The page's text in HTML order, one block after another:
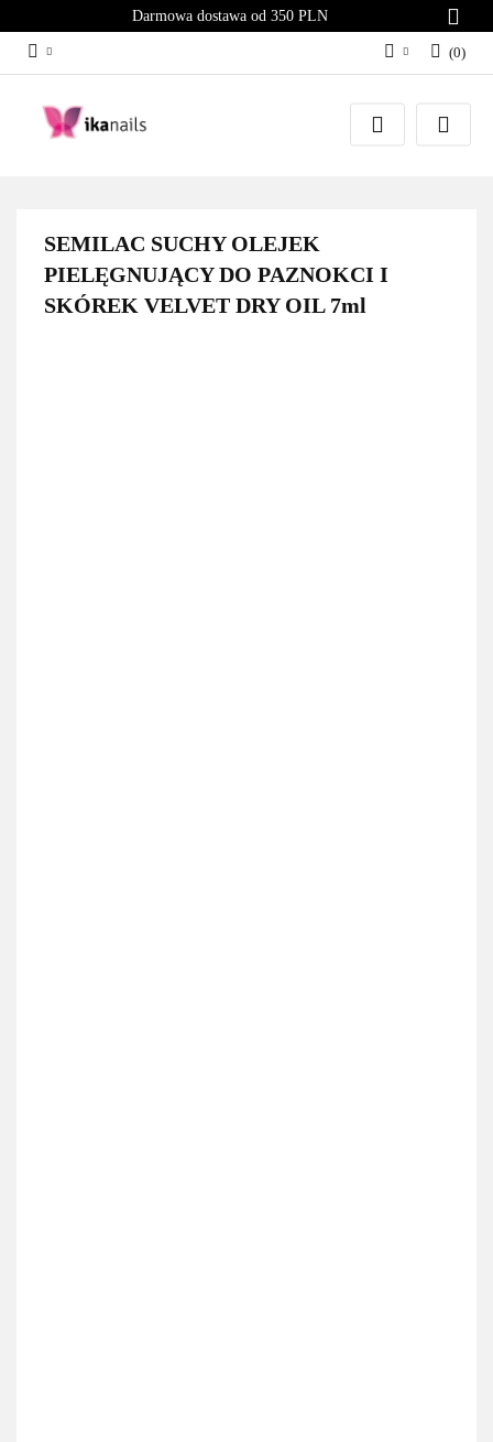
Darmowa dostawa od 350 PLN
Zaloguj się
Załóż konto
(0)
SEMILAC SUCHY OLEJEK
PIELĘGNUJĄCY DO PAZNOKCI I
SKÓREK VELVET DRY OIL 7ml